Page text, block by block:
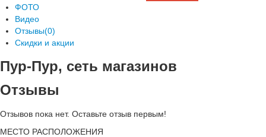
ФОТО
Видео
Отзывы(0)
Скидки и акции
Пур-Пур, сеть магазинов
Отзывы
Отзывов пока нет. Оставьте отзыв первым!
МЕСТО РАСПОЛОЖЕНИЯ